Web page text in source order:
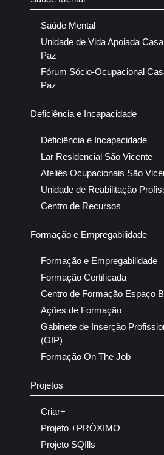
Saúde Mental
Unidade de Vida Apoiada
Paz
Fórum Sócio-Ocupacional
Paz
Deficiência e Incapacidade
Deficiência e Incapacidade
Lar Residencial São Vicente
Ateliês Ocupacionais São
Unidade de Reabilitação
Centro de Recursos
Formação e Empregabilidade
Formação e Empregabilidade
Formação Certificada
Centro de Formação Espaço
Ações de Formação
Gabinete de Inserção
(GIP)
Formação On The Job
Projetos
Criar+
Projeto +PRÓXIMO
Projeto SQIlls